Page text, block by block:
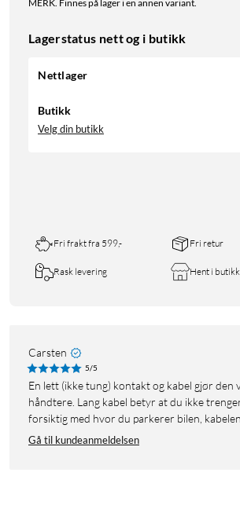
MERK. Finnes på lager i en annen variant.
Lagerstatus nett og i butikk
Nettlager
Butikk
Velg din butikk
Fri frakt fra 599,- Fri retur
Rask levering Hent i
Carsten
5/5
En lett (ikke tung) kontakt og kabel gjør den veldig enkel å
håndtere. Lang kabel betyr at du ikke
forsiktig med hvor du parkerer bilen,
Gå til kundeanmeldelsen